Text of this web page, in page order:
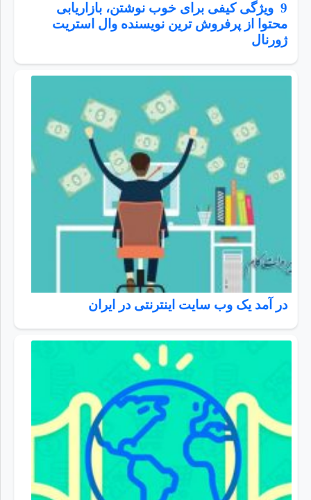
9 ویژگی کیفی برای خوب نوشتن، بازاریابی
محتوا از پرفروش ترین نویسنده وال استریت
ژورنال
در آمد یک وب سایت اینترنتی در ایران